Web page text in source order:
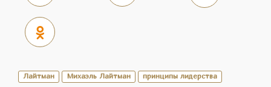
Лайтман Михаэль Лайтман принципы лидерства